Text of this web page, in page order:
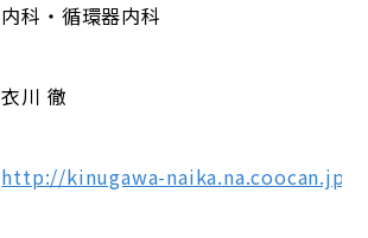
内科・循環器内科
衣川 徹
http://kinugawa-naika.na.coocan.jp/